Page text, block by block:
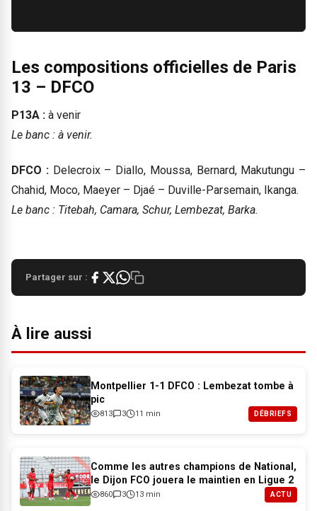
Les compositions officielles de Paris
13 – DFCO
P13A : à venir
Le banc : à venir.
DFCO : Delecroix – Diallo, Moussa, Bernard, Makutungu –
Chahid, Moco, Maeyer – Djaé – Duville-Parsemain, Ikanga.
Le banc : Titebah, Camara, Schur, Lembezat, Barka.
Partager sur :
À lire aussi
Montpellier 1-1 DFCO : Lembezat tombe à
pic
813 3 11 min DÉBRIEFS
Comme les autres champions de National,
le Dijon FCO jouera le maintien en Ligue 2
860 3 13 min ACTU